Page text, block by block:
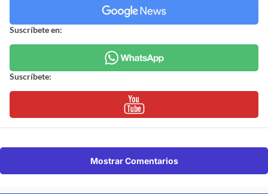
Suscríbete en:
Suscríbete:
Mostrar Comentarios